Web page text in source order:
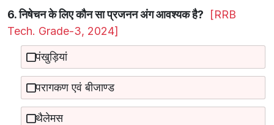
6. निषेचन के लिए कौन सा प्रजनन अंग आवश्यक है?
[RRB
Tech. Grade-3, 2024]
पंखुड़ियां
परागकण एवं बीजाण्ड
थैलेमस